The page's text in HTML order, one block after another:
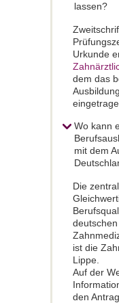
lassen?
Urkunde
dem das
Wo kann
mit dem
Die
ist die
Lippe.
Auf der
den